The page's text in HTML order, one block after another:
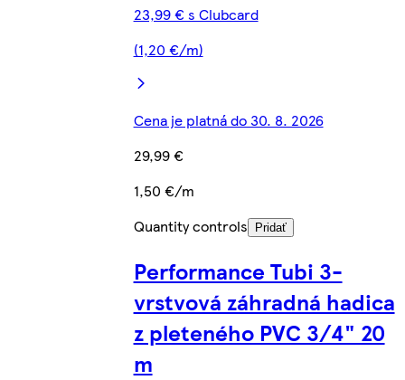
23,99 € s Clubcard
(1,20 €/m)
Cena je platná do 30. 8. 2026
29,99 €
1,50 €/m
Quantity controls
Pridať
Performance Tubi 3-
vrstvová záhradná hadica
z pleteného PVC 3/4" 20
m